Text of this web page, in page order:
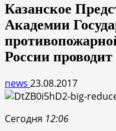
Казанское
Академии
России
news 23.08.2017
Сегодня 12:06